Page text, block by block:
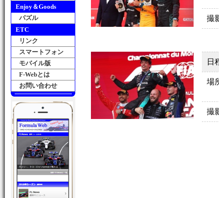
Enjoy＆Goods
パズル
ETC
リンク
スマートフォン
モバイル版
F-Webとは
お問い合わせ
撮
日
場
撮